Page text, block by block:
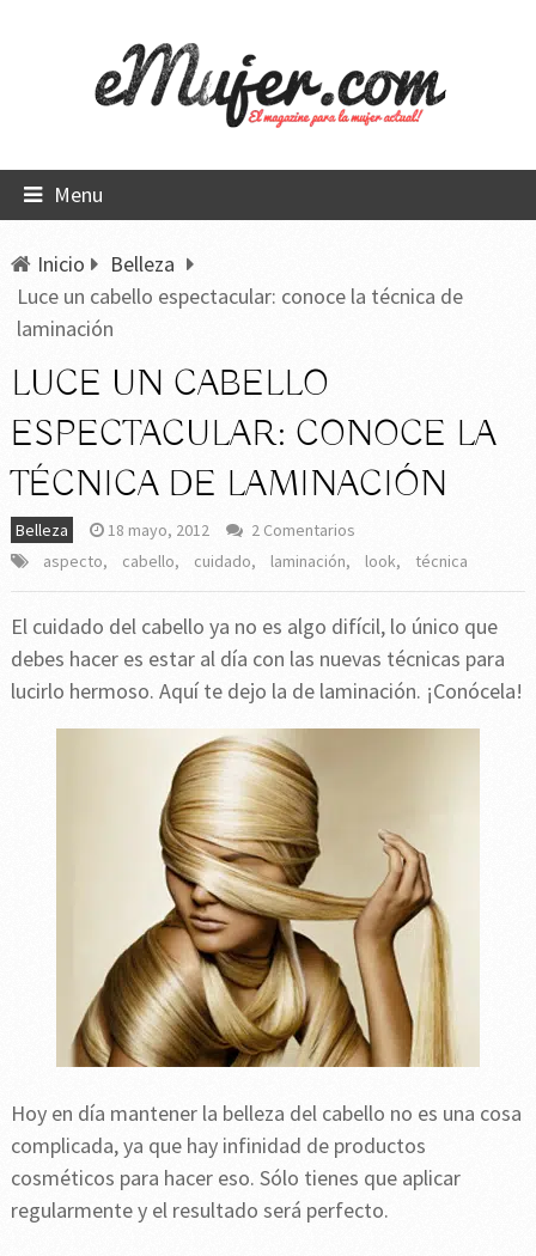
Menu
Inicio
Belleza
Luce un cabello espectacular: conoce la técnica de
laminación
LUCE UN CABELLO
ESPECTACULAR: CONOCE LA
TÉCNICA DE LAMINACIÓN
Belleza 18 mayo, 2012
2 Comentarios
aspecto, cabello, cuidado, laminación, look, técnica
El cuidado del cabello ya no es algo difícil, lo único que
debes hacer es estar al día con las nuevas técnicas para
lucirlo hermoso. Aquí te dejo la de laminación. ¡Conócela!
Hoy en día mantener la belleza del cabello no es una cosa
complicada, ya que hay infinidad de productos
cosméticos para hacer eso. Sólo tienes que aplicar
regularmente y el resultado será perfecto.